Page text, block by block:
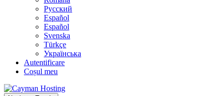
Русский
Español
Español
Svenska
Türkçe
Українська
Autentificare
Coșul meu